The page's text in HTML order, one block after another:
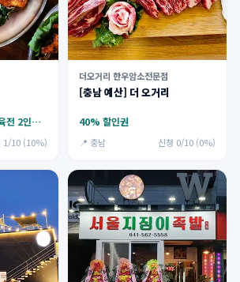
1) 미니족 2인세트,2) 육전 2인세트
1/10 (10%)
더오거리 한우암소전문점
[충남 예산] 더 오거리
40% 할인권
📍 충남 신청 0/10 (0%)